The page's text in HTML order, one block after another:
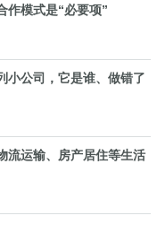
作模式是“必要项”
小公司，它是谁、做错了
流运输、房产居住等生活